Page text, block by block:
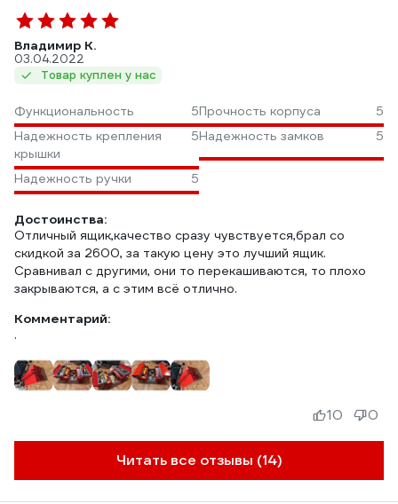
Владимир К.
03.04.2022
Товар куплен у нас
Функциональность 5Прочность корпуса
5
Надежность крепления
крышки
5Надежность замков 5
Надежность ручки 5
Достоинства:
Отличный ящик,качество сразу чувствуется,брал со
скидкой за 2600, за такую цену это лучший ящик.
Сравнивал с другими, они то перекашиваются, то плохо
закрываются, а с этим всё отлично.
Комментарий:
.
Читать все отзывы (14)
10 0